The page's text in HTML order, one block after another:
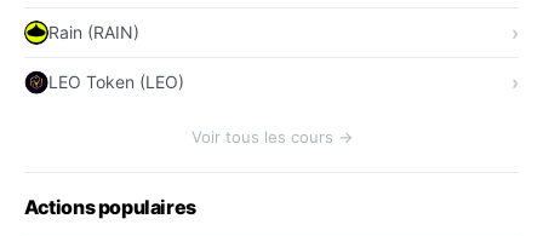
Rain (RAIN)
LEO Token (LEO)
Voir tous les cours →
Actions populaires